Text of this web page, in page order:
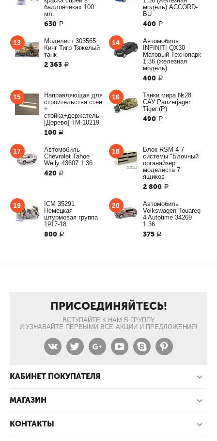
баллончиках 100
мл.
630 Р
модель) ACCORD-
BU
400 Р
13
Моделист 303565
Кинг Тигр Тяжелый
танк
2 363 Р
14
Автомобиль
INFINITI QX30
Матовый Технопарк
1:36 (железная
модель)
400 Р
15
Направляющая для
строительства стен
+
стойка+держатель
[Дерево] ТМ-10219
100 Р
16
Танки мира №28
САУ Panzerjäger
Tiger (P)
490 Р
17
Автомобиль
Chevrolet Tahoe
Welly 43607 1:36
420 Р
18
Блок RSM-4-7
системы "Блочный
органайзер
моделиста 7
ящиков
2 800 Р
19
ICM 35291
Немецкая
штурмовая группа
1917-18
800 Р
20
Автомобиль
Volkswagen Touareg
4 Autotime 34269
1:36
375 Р
ПРИСОЕДИНЯЙТЕСЬ!
ВСТУПАЙТЕ К НАМ В ГРУППУ
И УЗНАВАЙТЕ ПЕРВЫМИ ВСЕ АКЦИИ И ПРЕДЛОЖЕНИЯ!
КАБИНЕТ ПОКУПАТЕЛЯ
МАГАЗИН
КОНТАКТЫ